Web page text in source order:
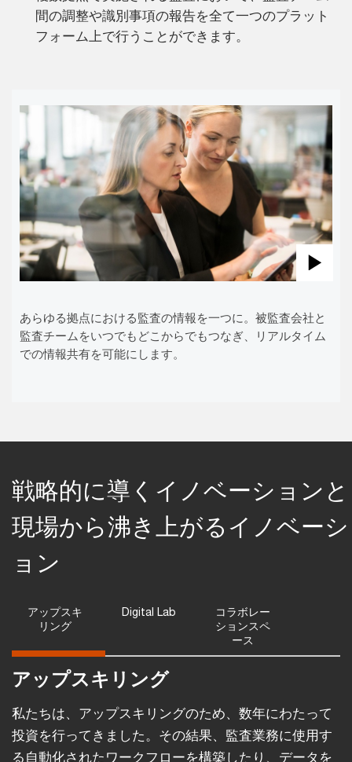
間の調整や識別事項の報告を全て一つのプラット
フォーム上で行うことができます。
あらゆる拠点における監査の情報を一つに。被監査会社と
監査チームをいつでもどこからでもつなぎ、リアルタイム
での情報共有を可能にします。
戦略的に導くイノベーションと
現場から沸き上がるイノベーシ
ョン
アップスキ
リング
Digital Lab
コラボレー
ションスペ
ース
アップスキリング
私たちは、アップスキリングのため、数年にわたって
投資を行ってきました。その結果、監査業務に使用す
る自動化されたワークフローを構築したり、データを